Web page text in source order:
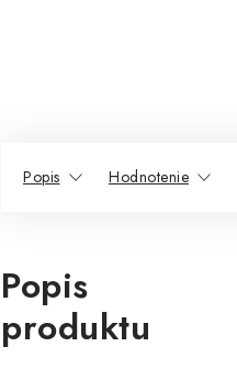
Popis Hodnotenie
Popis
produktu